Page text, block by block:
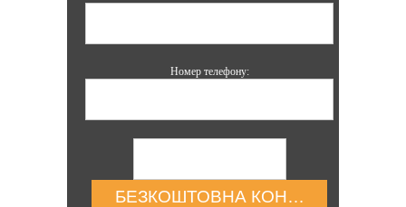
Номер телефону:
БЕЗКОШТОВНА КОНСУЛЬТАЦІЯ